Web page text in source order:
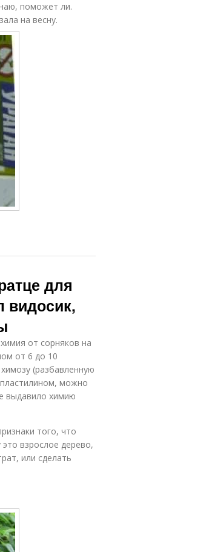
поможет ли.
на весну.
для
видосик,
от сорняков на
от 6 до 10
(разбавленную
можно
выдавило химию
того, что
взрослое дерево,
или сделать